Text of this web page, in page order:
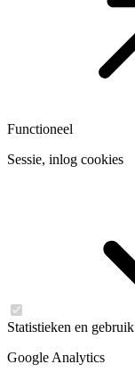
Functioneel
Sessie, inlog cookies
Statistieken en gebruik
Google Analytics